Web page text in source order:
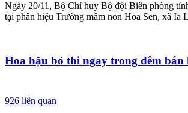
Ngày 20/11, Bộ Chỉ huy Bộ đội Biên phòng
tại phân hiệu Trường mầm non Hoa Sen, xã
Hoa hậu bỏ thi ngay trong đêm bán
926 liên quan